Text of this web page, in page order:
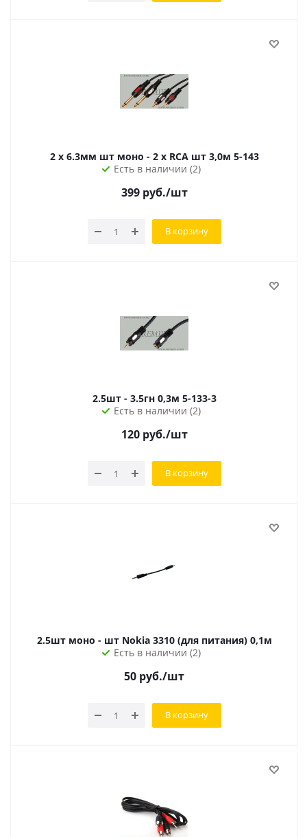
2 х 6.3мм шт моно - 2 х RCA шт 3,0м 5-143
Есть в наличии (2)
399руб./шт
В корзину
2.5шт - 3.5гн 0,3м 5-133-3
Есть в наличии (2)
120руб./шт
В корзину
2.5шт моно - шт Nokia 3310 (для питания) 0,1м
Есть в наличии (2)
50 руб./шт
В корзину